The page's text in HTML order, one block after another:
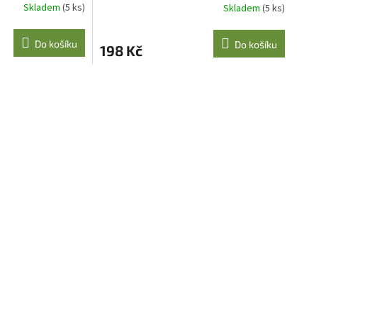
Skladem (5 ks)
Do košíku
Skladem (5 ks)
198 Kč Do košíku